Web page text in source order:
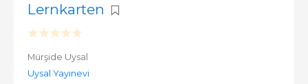
Lernkarten
Mürşide Uysal
Uysal Yayınevi